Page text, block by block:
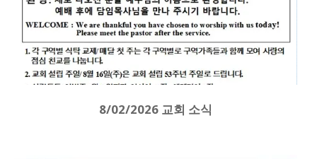
8/02/2026 교회 소식